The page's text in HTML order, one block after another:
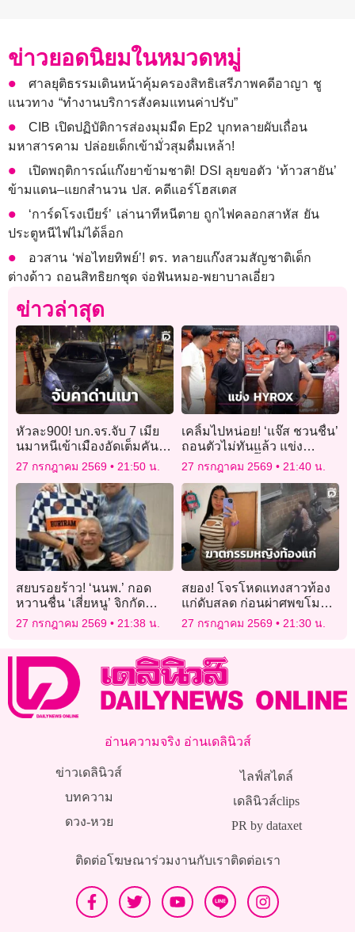
ข่าวยอดนิยมในหมวดหมู่
ศาลยุติธรรมเดินหน้าคุ้มครองสิทธิเสรีภาพคดีอาญา ชู
แนวทาง “ทำงานบริการสังคมแทนค่าปรับ”
CIB เปิดปฏิบัติการส่องมุมมืด Ep2 บุกทลายผับเถื่อน
มหาสารคาม ปล่อยเด็กเข้ามั่วสุมดื่มเหล้า!
เปิดพฤติการณ์แก๊งยาข้ามชาติ! DSI ลุยขอตัว ‘ท้าวสายัน’
ข้ามแดน–แยกสำนวน ปส. คดีแอร์โฮสเตส
‘การ์ดโรงเบียร์’ เล่านาทีหนีตาย ถูกไฟคลอกสาหัส ยัน
ประตูหนีไฟไม่ได้ล็อก
อวสาน ‘พ่อไทยทิพย์’! ตร. ทลายแก๊งสวมสัญชาติเด็ก
ต่างด้าว ถอนสิทธิยกชุด จ่อฟันหมอ-พยาบาลเอี่ยว
ข่าวล่าสุด
หัวละ900! บก.จร.จับ 7 เมีย
นมาหนีเข้าเมืองอัดเต็มคันรถ
ขับเข้าด่านเป่าเมาขับ
27 กรกฎาคม 2569 21:50 น.
เคลิ้มไปหน่อย! ‘แจ๊ส ชวนชื่น’
ถอนตัวไม่ทันแล้ว แข่ง
‘HYROX’ – ‘ตั๊ก บริบูรณ์’ จ่าย
เงินสมัครเรียบร้อย
27 กรกฎาคม 2569 21:40 น.
สยบรอยร้าว! ‘นนพ.’ กอด
หวานชื่น ‘เสี่ยหนู’ จิกกัด
สัมพันธ์ร้าวฉานยังกะหน้า
‘แครมบูเล่’
27 กรกฎาคม 2569 21:38 น.
สยอง! โจรโหดแทงสาวท้อง
แก่ดับสลด ก่อนผ่าศพขโมย
ทารก
27 กรกฎาคม 2569 21:30 น.
อ่านความจริง อ่านเดลินิวส์
ข่าวเดลินิวส์
บทความ
ดวง-หวย
ไลฟ์สไตล์
เดลินิวส์clips
PR by dataxet
ติดต่อโฆษณาร่วมงานกับเราติดต่อเรา